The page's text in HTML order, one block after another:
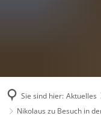
Sie sind hier: Aktuelles
Nikolaus zu Besuch in